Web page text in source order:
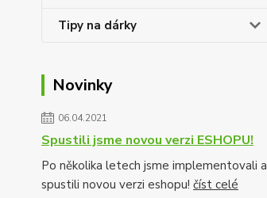
Tipy na dárky
Novinky
06.04.2021
Spustili jsme novou verzi ESHOPU!
Po několika letech jsme implementovali a
spustili novou verzi eshopu! číst celé